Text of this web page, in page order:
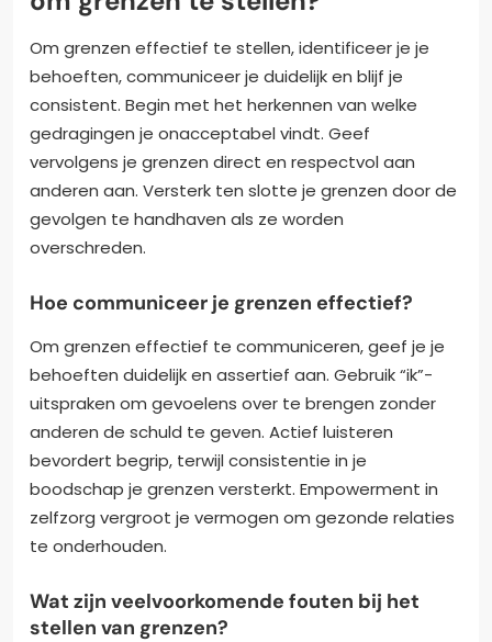
Om grenzen effectief te stellen, identificeer je je
behoeften, communiceer je duidelijk en blijf je
consistent. Begin met het herkennen van welke
gedragingen je onacceptabel vindt. Geef
vervolgens je grenzen direct en respectvol aan
anderen aan. Versterk ten slotte je grenzen door de
gevolgen te handhaven als ze worden
overschreden.
Hoe communiceer je grenzen effectief?
Om grenzen effectief te communiceren, geef je je
behoeften duidelijk en assertief aan. Gebruik “ik”-
uitspraken om gevoelens over te brengen zonder
anderen de schuld te geven. Actief luisteren
bevordert begrip, terwijl consistentie in je
boodschap je grenzen versterkt. Empowerment in
zelfzorg vergroot je vermogen om gezonde relaties
te onderhouden.
Wat zijn veelvoorkomende fouten bij het
stellen van grenzen?